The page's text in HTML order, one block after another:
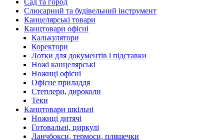
Сад та город
Слюсарний та будівельний інструмент
Канцелярські товари
Канцтовари офісні
Калькулятори
Коректори
Лотки для документів і підставки
Ножі канцелярські
Ножиці офісні
Офісне приладдя
Степлери, дироколи
Теки
Канцтовари шкільні
Ножиці дитячі
Готовальні, циркулі
Ланчбокси, термоси, пляшечки